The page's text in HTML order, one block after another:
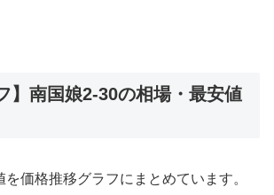
】南国娘2-30の相場・最安値
価格推移グラフにまとめています。